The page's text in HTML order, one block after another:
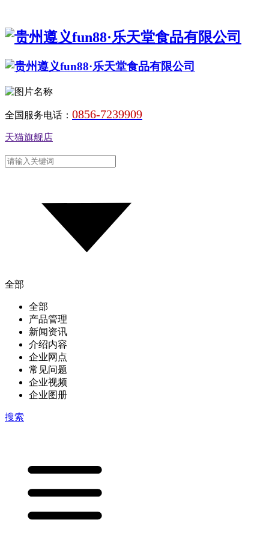
全国服务电话： 0856-7239909
天猫旗舰店
全部
全部
产品管理
新闻资讯
介绍内容
企业网点
常见问题
企业视频
企业图册
搜索